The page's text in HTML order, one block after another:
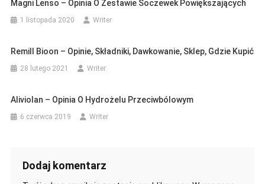
Magni Lenso – Opinia O Zestawie Soczewek Powiększających
1 listopada 2020 Writer
Remill Bioon – Opinie, Składniki, Dawkowanie, Sklep, Gdzie Kupić
28 lutego 2021 Writer
Aliviolan – Opinia O Hydrożelu Przeciwbólowym
6 czerwca 2019 Writer
Dodaj komentarz